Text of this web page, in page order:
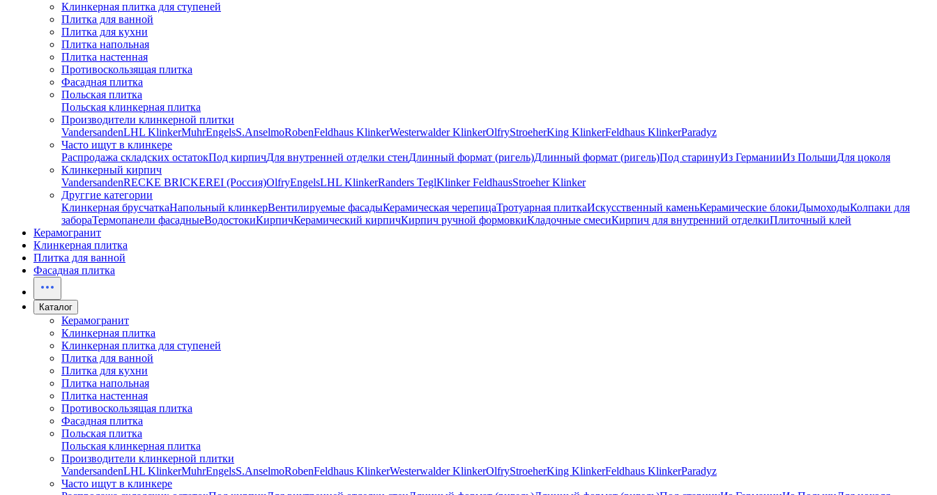
Клинкерная плитка для ступеней
Плитка для ванной
Плитка для кухни
Плитка напольная
Плитка настенная
Противоскользящая плитка
Фасадная плитка
Польская плитка
Польская клинкерная плитка
Производители клинкерной плитки
VandersandenLHL KlinkerMuhrEngelsS.AnselmoRobenFeldhaus KlinkerWesterwalder KlinkerOlfryStroeherKing KlinkerFeldhaus KlinkerParadyz
Часто ищут в клинкере
Распродажа складских остатокПод кирпичДля внутренней отделки стенДлинный формат (ригель)Длинный формат (ригель)Под старинуИз ГерманииИз ПольшиДля цоколя
Клинкерный кирпич
VandersandenRECKE BRICKEREI (Россия)OlfryEngelsLHL KlinkerRanders TeglKlinker FeldhausStroeher Klinker
Друггие категории
Клинкерная брусчаткаНапольный клинкерВентилируемые фасадыКерамическая черепицаТротуарная плиткаИскусственный каменьКерамические блокиДымоходыКолпаки для
забораТермопанели фасадныеВодостокиКирпичКерамический кирпичКирпич ручной формовкиКладочные смесиКирпич для внутренний отделкиПлиточный клей
Керамогранит
Клинкерная плитка
Плитка для ванной
Фасадная плитка
Каталог
Керамогранит
Клинкерная плитка
Клинкерная плитка для ступеней
Плитка для ванной
Плитка для кухни
Плитка напольная
Плитка настенная
Противоскользящая плитка
Фасадная плитка
Польская плитка
Польская клинкерная плитка
Производители клинкерной плитки
VandersandenLHL KlinkerMuhrEngelsS.AnselmoRobenFeldhaus KlinkerWesterwalder KlinkerOlfryStroeherKing KlinkerFeldhaus KlinkerParadyz
Часто ищут в клинкере